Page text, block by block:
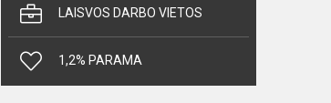
LAISVOS DARBO VIETOS
1,2% PARAMA